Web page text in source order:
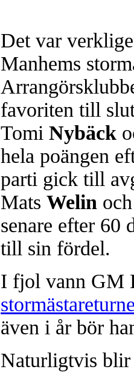
Sverigemästarklassen.
Schacksnack har inlett det
föredrar Fischer Random, där
som det har spelats sedan
förstnämnda alternativet har
alternativet har för- eller
förstå en mängd
nedan.
som för övrigt är den starkaste
möten: Ding Liren-Wesley
Det var
Manhems
favoriten till
Tomi Nybäck
hela poängen
parti gick till
Mats Welin
senare efter 60
till sin fördel.
I fjol vann GM
även i år bör
Naturligtvis blir